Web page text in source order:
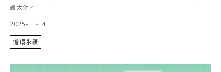
最大化。
2025-11-14
循環永續